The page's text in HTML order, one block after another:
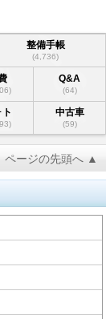
整備手帳
(4,736)
Q&A
(64)
中古車
(59)
ページの先頭へ ▲